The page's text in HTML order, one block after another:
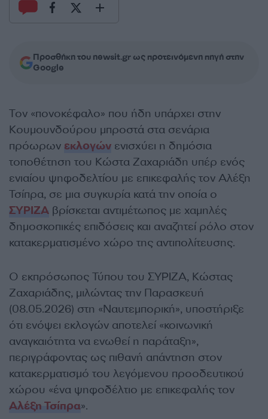
Προσθήκη του newsit.gr ως προτεινόμενη πηγή στην
Google
Τον «πονοκέφαλο» που ήδη υπάρχει στην
Κουμουνδούρου μπροστά στα σενάρια
πρόωρων εκλογών ενισχύει η δημόσια
τοποθέτηση του Κώστα Ζαχαριάδη υπέρ ενός
ενιαίου ψηφοδελτίου με επικεφαλής τον Αλέξη
Τσίπρα, σε μια συγκυρία κατά την οποία ο
ΣΥΡΙΖΑ βρίσκεται αντιμέτωπος με χαμηλές
δημοσκοπικές επιδόσεις και αναζητεί ρόλο στον
κατακερματισμένο χώρο της αντιπολίτευσης.
Ο εκπρόσωπος Τύπου του ΣΥΡΙΖΑ, Κώστας
Ζαχαριάδης, μιλώντας την Παρασκευή
(08.05.2026) στη «Ναυτεμπορική», υποστήριξε
ότι ενόψει εκλογών αποτελεί «κοινωνική
αναγκαιότητα να ενωθεί η παράταξη»,
περιγράφοντας ως πιθανή απάντηση στον
κατακερματισμό του λεγόμενου προοδευτικού
χώρου «ένα ψηφοδέλτιο με επικεφαλής τον
Αλέξη Τσίπρα».